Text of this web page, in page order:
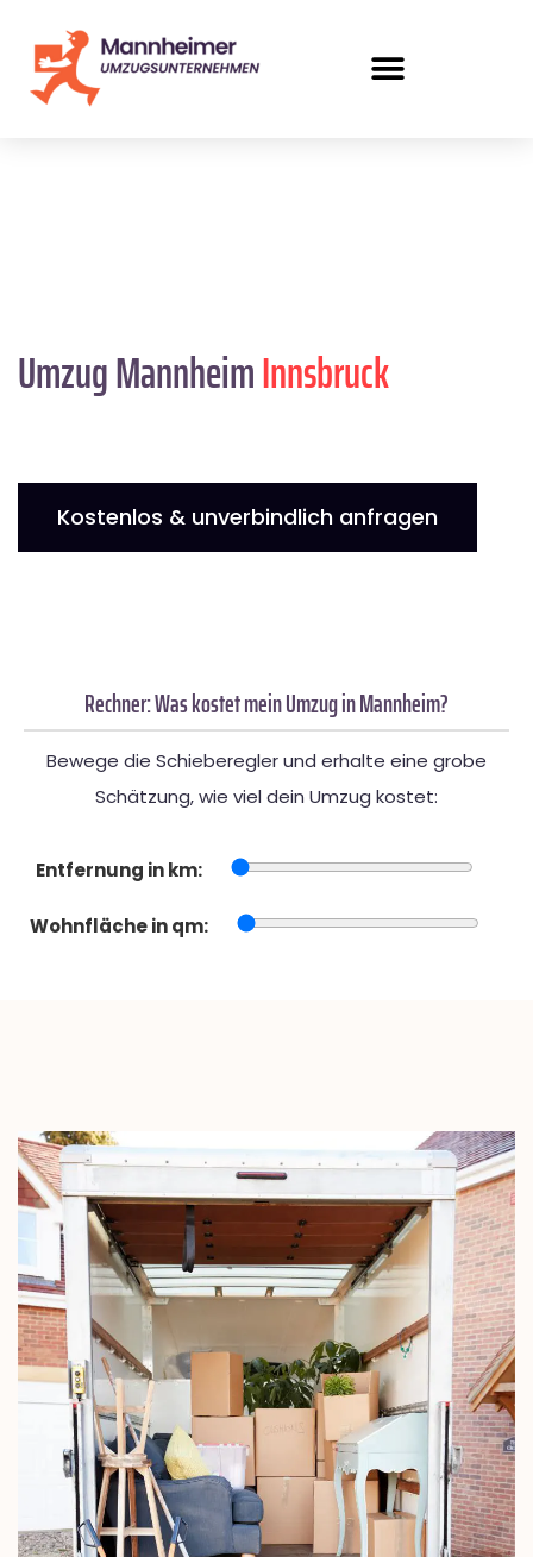
Umzug MannheimInnsbruck
Kostenlos & unverbindlich anfragen
Rechner: Was kostet mein Umzug in Mannheim?
Bewege die Schieberegler und erhalte eine grobe
Schätzung, wie viel dein Umzug kostet:
Entfernung in km:
Wohnfläche in qm: